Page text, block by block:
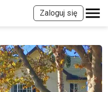
Zaloguj się